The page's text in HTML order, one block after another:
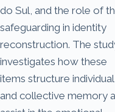
do Sul, and the role of
safeguarding in identity
reconstruction. The
investigates how these
items structure individual
and collective memory